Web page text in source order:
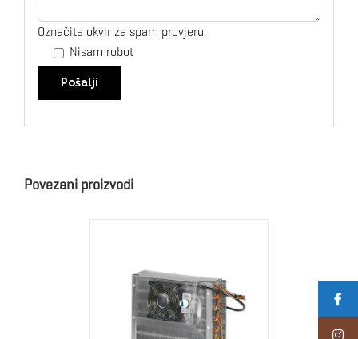
Označite okvir za spam provjeru.
Nisam robot
Alternative:
Povezani proizvodi